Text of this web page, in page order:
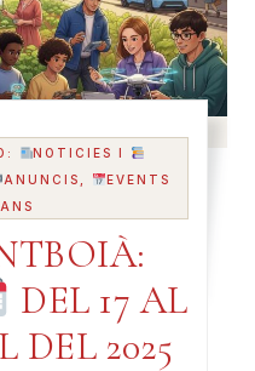
NOTICIES I
ANUNCIS,
EVENTS
DEL 17 AL
DEL 2025